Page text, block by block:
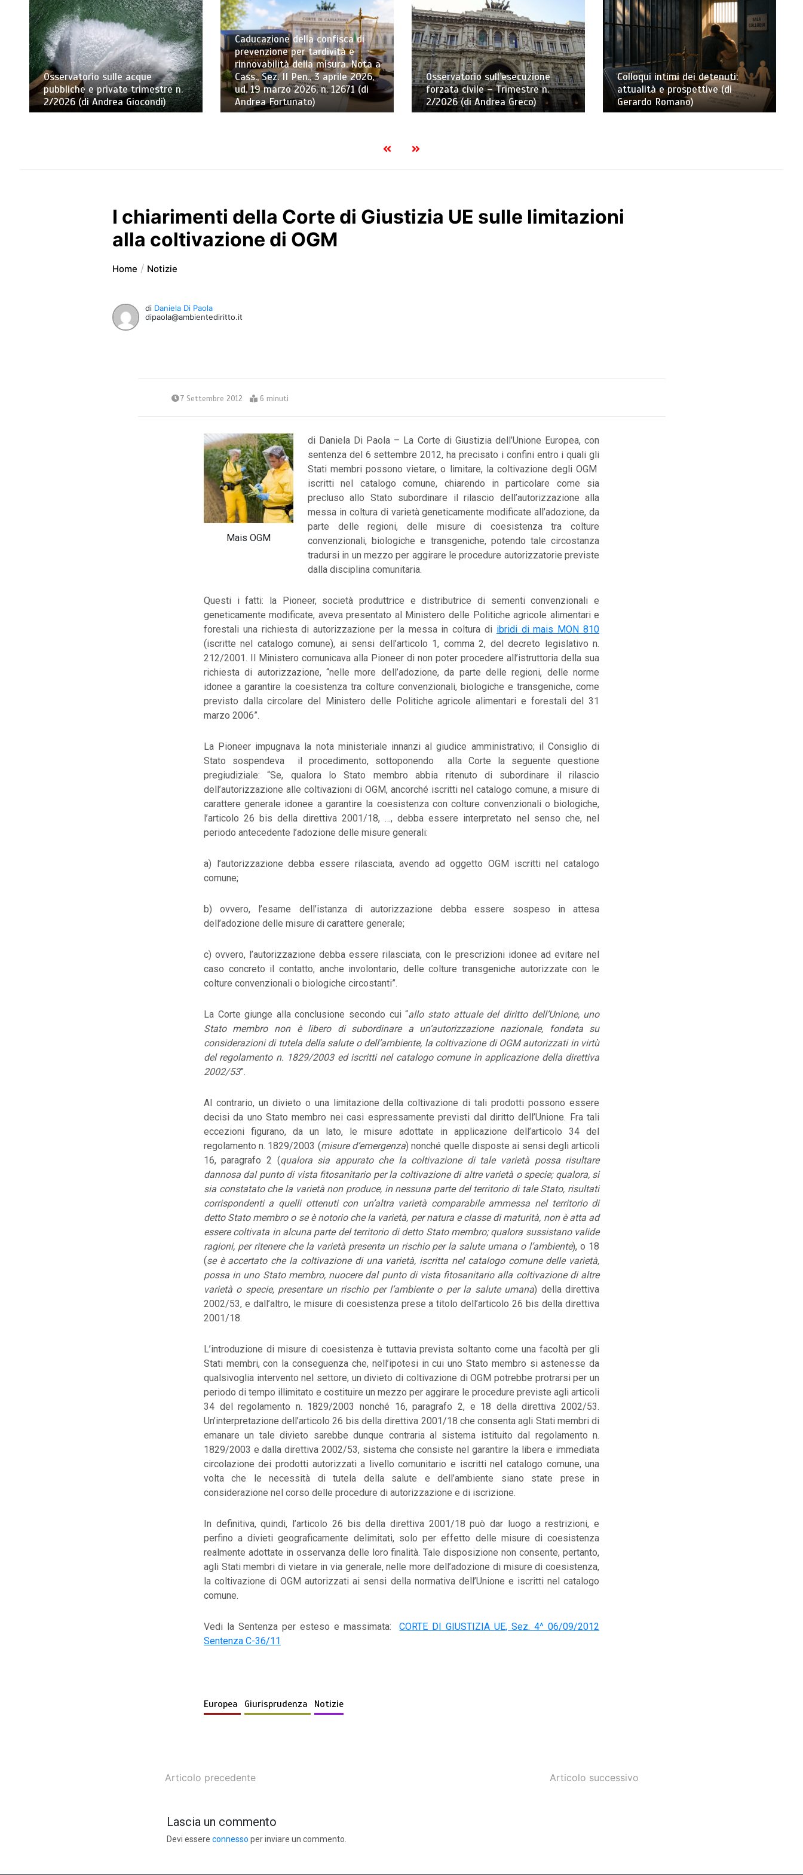
Osservatorio sulle acque
pubbliche e private trimestre n.
2/2026 (di Andrea Giocondi)
Caducazione della confisca di
prevenzione per tardività e
rinnovabilità della misura. Nota a
Cass., Sez. II Pen., 3 aprile 2026,
ud. 19 marzo 2026, n. 12671 (di
Andrea Fortunato)
Osservatorio sull’esecuzione
forzata civile – Trimestre n.
2/2026 (di Andrea Greco)
Colloqui intimi dei detenuti:
attualità e prospettive (di
Gerardo Romano)
I chiarimenti della Corte di Giustizia UE sulle limitazioni
alla coltivazione di OGM
Home Notizie
di Daniela Di Paola
dipaola@ambientediritto.it
7 Settembre 2012 6 minuti
Mais OGM
di Daniela Di Paola – La Corte di Giustizia dell’Unione Europea, con
sentenza del 6 settembre 2012, ha precisato i confini entro i quali gli
Stati membri possono vietare, o limitare, la coltivazione degli OGM
iscritti nel catalogo comune, chiarendo in particolare come sia
precluso allo Stato subordinare il rilascio dell’autorizzazione alla
messa in coltura di varietà geneticamente modificate all’adozione, da
parte delle regioni, delle misure di coesistenza tra colture
convenzionali, biologiche e transgeniche, potendo tale circostanza
tradursi in un mezzo per aggirare le procedure autorizzatorie previste
dalla disciplina comunitaria.
Questi i fatti: la Pioneer, società produttrice e distributrice di sementi convenzionali e
geneticamente modificate, aveva presentato al Ministero delle Politiche agricole alimentari e
forestali una richiesta di autorizzazione per la messa in coltura di ibridi di mais MON 810
(iscritte nel catalogo comune), ai sensi dell’articolo 1, comma 2, del decreto legislativo n.
212/2001. Il Ministero comunicava alla Pioneer di non poter procedere all’istruttoria della sua
richiesta di autorizzazione, “nelle more dell’adozione, da parte delle regioni, delle norme
idonee a garantire la coesistenza tra colture convenzionali, biologiche e transgeniche, come
previsto dalla circolare del Ministero delle Politiche agricole alimentari e forestali del 31
marzo 2006”.
La Pioneer impugnava la nota ministeriale innanzi al giudice amministrativo; il Consiglio di
Stato sospendeva il procedimento, sottoponendo alla Corte la seguente questione
pregiudiziale: “Se, qualora lo Stato membro abbia ritenuto di subordinare il rilascio
dell’autorizzazione alle coltivazioni di OGM, ancorché iscritti nel catalogo comune, a misure di
carattere generale idonee a garantire la coesistenza con colture convenzionali o biologiche,
l’articolo 26 bis della direttiva 2001/18, …, debba essere interpretato nel senso che, nel
periodo antecedente l’adozione delle misure generali:
a) l’autorizzazione debba essere rilasciata, avendo ad oggetto OGM iscritti nel catalogo
comune;
b) ovvero, l’esame dell’istanza di autorizzazione debba essere sospeso in attesa
dell’adozione delle misure di carattere generale;
c) ovvero, l’autorizzazione debba essere rilasciata, con le prescrizioni idonee ad evitare nel
caso concreto il contatto, anche involontario, delle colture transgeniche autorizzate con le
colture convenzionali o biologiche circostanti”.
La Corte giunge alla conclusione secondo cui “allo stato attuale del diritto dell’Unione, uno
Stato membro non è libero di subordinare a un’autorizzazione nazionale, fondata su
considerazioni di tutela della salute o dell’ambiente, la coltivazione di OGM autorizzati in virtù
del regolamento n. 1829/2003 ed iscritti nel catalogo comune in applicazione della direttiva
2002/53”.
Al contrario, un divieto o una limitazione della coltivazione di tali prodotti possono essere
decisi da uno Stato membro nei casi espressamente previsti dal diritto dell’Unione. Fra tali
eccezioni figurano, da un lato, le misure adottate in applicazione dell’articolo 34 del
regolamento n. 1829/2003 (misure d’emergenza) nonché quelle disposte ai sensi degli articoli
16, paragrafo 2 (qualora sia appurato che la coltivazione di tale varietà possa risultare
dannosa dal punto di vista fitosanitario per la coltivazione di altre varietà o specie; qualora, si
sia constatato che la varietà non produce, in nessuna parte del territorio di tale Stato, risultati
corrispondenti a quelli ottenuti con un’altra varietà comparabile ammessa nel territorio di
detto Stato membro o se è notorio che la varietà, per natura e classe di maturità, non è atta ad
essere coltivata in alcuna parte del territorio di detto Stato membro; qualora sussistano valide
ragioni, per ritenere che la varietà presenta un rischio per la salute umana o l’ambiente), o 18
(se è accertato che la coltivazione di una varietà, iscritta nel catalogo comune delle varietà,
possa in uno Stato membro, nuocere dal punto di vista fitosanitario alla coltivazione di altre
varietà o specie, presentare un rischio per l’ambiente o per la salute umana) della direttiva
2002/53, e dall’altro, le misure di coesistenza prese a titolo dell’articolo 26 bis della direttiva
2001/18.
L’introduzione di misure di coesistenza è tuttavia prevista soltanto come una facoltà per gli
Stati membri, con la conseguenza che, nell’ipotesi in cui uno Stato membro si astenesse da
qualsivoglia intervento nel settore, un divieto di coltivazione di OGM potrebbe protrarsi per un
periodo di tempo illimitato e costituire un mezzo per aggirare le procedure previste agli articoli
34 del regolamento n. 1829/2003 nonché 16, paragrafo 2, e 18 della direttiva 2002/53.
Un’interpretazione dell’articolo 26 bis della direttiva 2001/18 che consenta agli Stati membri di
emanare un tale divieto sarebbe dunque contraria al sistema istituito dal regolamento n.
1829/2003 e dalla direttiva 2002/53, sistema che consiste nel garantire la libera e immediata
circolazione dei prodotti autorizzati a livello comunitario e iscritti nel catalogo comune, una
volta che le necessità di tutela della salute e dell’ambiente siano state prese in
considerazione nel corso delle procedure di autorizzazione e di iscrizione.
In definitiva, quindi, l’articolo 26 bis della direttiva 2001/18 può dar luogo a restrizioni, e
perfino a divieti geograficamente delimitati, solo per effetto delle misure di coesistenza
realmente adottate in osservanza delle loro finalità. Tale disposizione non consente, pertanto,
agli Stati membri di vietare in via generale, nelle more dell’adozione di misure di coesistenza,
la coltivazione di OGM autorizzati ai sensi della normativa dell’Unione e iscritti nel catalogo
comune.
Vedi la Sentenza per esteso e massimata:CORTE DI GIUSTIZIA UE, Sez. 4^ 06/09/2012
Sentenza C-36/11
Europea Giurisprudenza Notizie
Articolo precedente Articolo successivo
Lascia un commento
Devi essere connesso per inviare un commento.